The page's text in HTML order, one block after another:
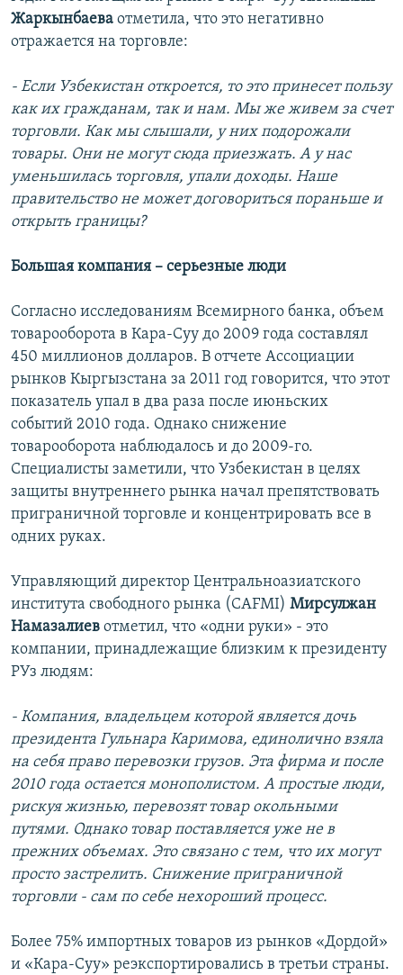
Жаркынбаева отметила, что это негативно
отражается на торговле:
- Если Узбекистан откроется, то это принесет пользу
как их гражданам, так и нам. Мы же живем за счет
торговли. Как мы слышали, у них подорожали
товары. Они не могут сюда приезжать. А у нас
уменьшилась торговля, упали доходы. Наше
правительство не может договориться пораньше и
открыть границы?
Большая компания – серьезные люди
Согласно исследованиям Всемирного банка, объем
товарооборота в Кара-Суу до 2009 года составлял
450 миллионов долларов. В отчете Ассоциации
рынков Кыргызстана за 2011 год говорится, что этот
показатель упал в два раза после июньских
событий 2010 года. Однако снижение
товарооборота наблюдалось и до 2009-го.
Специалисты заметили, что Узбекистан в целях
защиты внутреннего рынка начал препятствовать
приграничной торговле и концентрировать все в
одних руках.
Управляющий директор Центральноазиатского
института свободного рынка (CAFMI) Мирсулжан
Намазалиев отметил, что «одни руки» - это
компании, принадлежащие близким к президенту
РУз людям:
- Компания, владельцем которой является дочь
президента Гульнара Каримова, единолично взяла
на себя право перевозки грузов. Эта фирма и после
2010 года остается монополистом. А простые люди,
рискуя жизнью, перевозят товар окольными
путями. Однако товар поставляется уже не в
прежних объемах. Это связано с тем, что их могут
просто застрелить. Снижение приграничной
торговли - сам по себе нехороший процесс.
Более 75% импортных товаров из рынков «Дордой»
и «Кара-Суу» реэкспортировались в третьи страны.